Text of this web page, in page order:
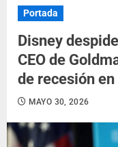
Portada
Disney
CEO de
de recesión en
MAYO 30, 2026